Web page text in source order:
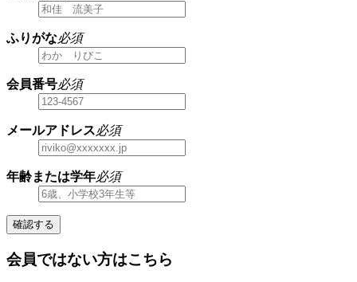
ふりがな必須
会員番号必須
メールアドレス必須
年齢または学年必須
確認する
会員ではない方はこちら